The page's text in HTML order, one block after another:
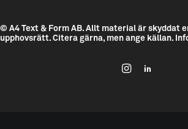
© A4 Text & Form AB. Allt material är skyddat
upphovsrätt. Citera gärna, men ange källan.